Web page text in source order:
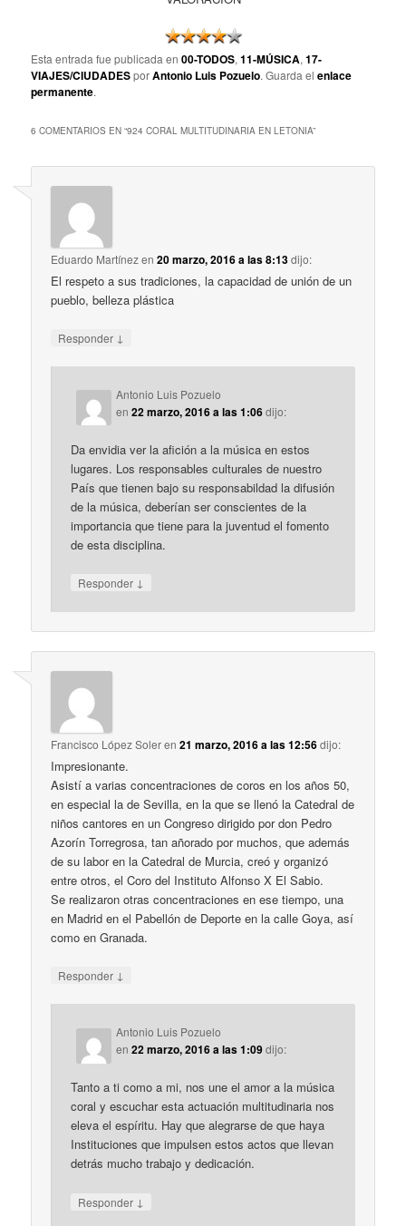
Esta entrada fue publicada en00-TODOS,11-MÚSICA,17-
VIAJES/CIUDADESporAntonio Luis Pozuelo. Guarda elenlace
permanente.
6 COMENTARIOS EN “924 CORAL MULTITUDINARIA EN LETONIA”
Eduardo Martínezen20 marzo, 2016 a las 8:13dijo:
El respeto a sus tradiciones, la capacidad de unión de un
pueblo, belleza plástica
Responder ↓
Antonio Luis Pozuelo
en22 marzo, 2016 a las 1:06dijo:
Da envidia ver la afición a la música en estos
lugares. Los responsables culturales de nuestro
País que tienen bajo su responsabildad la difusión
de la música, deberían ser conscientes de la
importancia que tiene para la juventud el fomento
de esta disciplina.
Responder ↓
Francisco López Soleren21 marzo, 2016 a las 12:56dijo:
Impresionante.
Asistí a varias concentraciones de coros en los años 50,
en especial la de Sevilla, en la que se llenó la Catedral de
niños cantores en un Congreso dirigido por don Pedro
Azorín Torregrosa, tan añorado por muchos, que además
de su labor en la Catedral de Murcia, creó y organizó
entre otros, el Coro del Instituto Alfonso X El Sabio.
Se realizaron otras concentraciones en ese tiempo, una
en Madrid en el Pabellón de Deporte en la calle Goya, así
como en Granada.
Responder ↓
Antonio Luis Pozuelo
en22 marzo, 2016 a las 1:09dijo:
Tanto a ti como a mi, nos une el amor a la música
coral y escuchar esta actuación multitudinaria nos
eleva el espíritu. Hay que alegrarse de que haya
Instituciones que impulsen estos actos que llevan
detrás mucho trabajo y dedicación.
Responder ↓